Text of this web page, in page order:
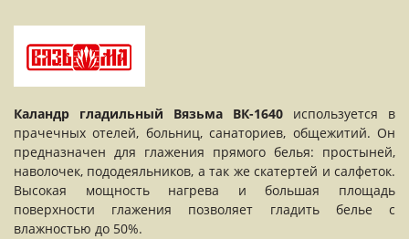
Каландр гладильный Вязьма ВК-1640 используется в
прачечных отелей, больниц, санаториев, общежитий. Он
предназначен для глажения прямого белья: простыней,
наволочек, пододеяльников, а так же скатертей и салфеток.
Высокая мощность нагрева и большая площадь
поверхности глажения позволяет гладить белье с
влажностью до 50%.